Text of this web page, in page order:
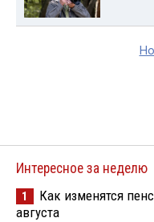
Интересное за неделю
1
Как изменятся
августа